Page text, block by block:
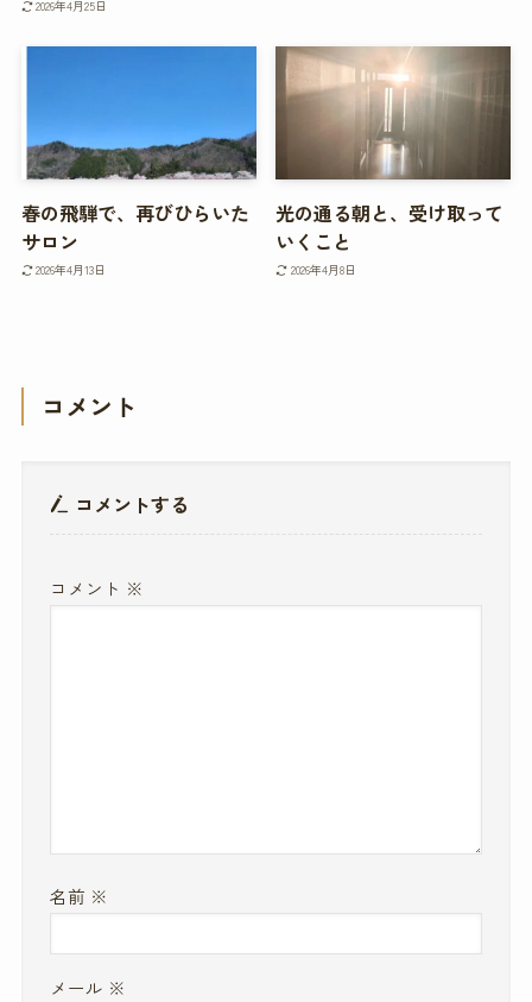
2026年4月25日
春の飛騨で、再びひらいた
サロン
2026年4月13日
光の通る朝と、受け取って
いくこと
2026年4月8日
コメント
コメントする
コメント ※
名前 ※
メール ※